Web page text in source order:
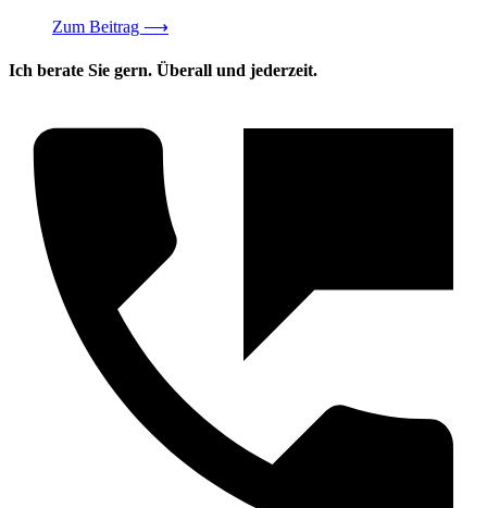
Zum Beitrag ⟶
Ich berate Sie gern. Überall und jederzeit.